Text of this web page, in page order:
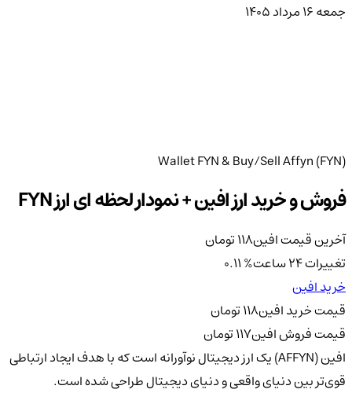
جمعه ۱۶ مرداد ۱۴۰۵
Wallet FYN & Buy/Sell Affyn (FYN)
فروش و خرید ارز افین + نمودار لحظه ای ارز FYN
آخرین قیمت افین118تومان
تغییرات 24 ساعت
0.11%
خرید افین
قیمت خرید افین118تومان
قیمت فروش افین117تومان
افین (AFFYN) یک ارز دیجیتال نوآورانه است که با هدف ایجاد ارتباطی
قوی‌تر بین دنیای واقعی و دنیای دیجیتال طراحی شده است.